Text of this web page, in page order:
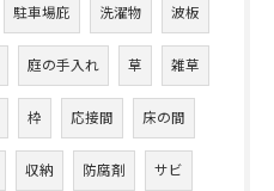
駐車場庇 洗濯物 波板
庭の手入れ 草 雑草
枠 応接間 床の間
収納 防腐剤 サビ